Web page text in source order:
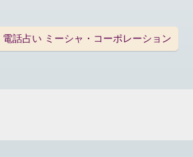
電話占い ミーシャ・コーポレーション